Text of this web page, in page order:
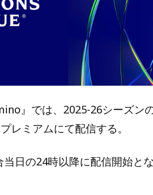
』では、2025-26シーズン
レミアムにて配信する。
日の24時以降に配信開始と